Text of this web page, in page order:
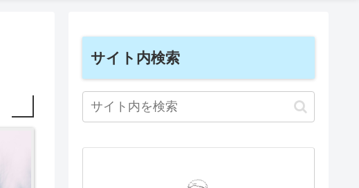
サイト内検索